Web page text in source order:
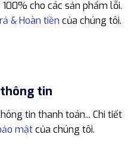
cho các sản phẩm lỗi.
& Hoàn tiền của chúng tôi.
tin
tin thanh toán... Chi tiết
mậtcủa chúng tôi.